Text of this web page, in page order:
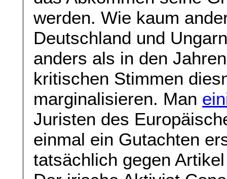
werden. Wie kaum
Deutschland und
anders als in den
kritischen Stimmen
marginalisieren. Man
Juristen des
einmal ein Gutachten
tatsächlich gegen